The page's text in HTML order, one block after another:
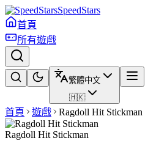
SpeedStars
首頁
所有遊戲
繁體中文
🇭🇰
首頁 遊戲 Ragdoll Hit Stickman
Ragdoll Hit Stickman